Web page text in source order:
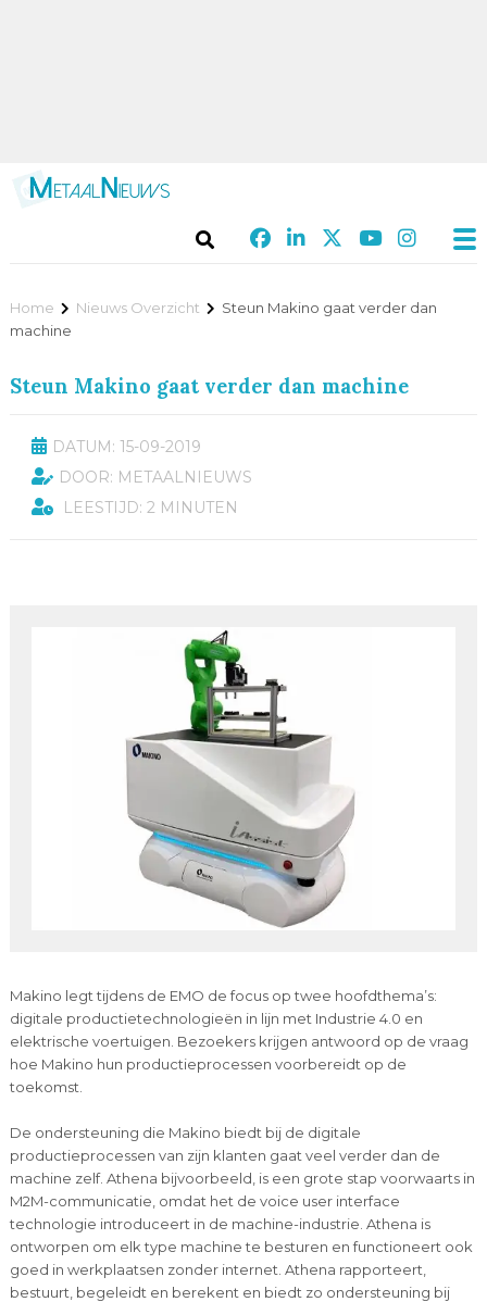
Home Nieuws Overzicht
Steun Makino gaat verder dan
machine
Steun Makino gaat verder dan machine
DATUM: 15-09-2019
DOOR: METAALNIEUWS
LEESTIJD: 2 MINUTEN
Makino legt tijdens de EMO de focus op twee hoofdthema’s:
digitale productietechnologieën in lijn met Industrie 4.0 en
elektrische voertuigen. Bezoekers krijgen antwoord op de vraag
hoe Makino hun productieprocessen voorbereidt op de
toekomst.
De ondersteuning die Makino biedt bij de digitale
productieprocessen van zijn klanten gaat veel verder dan de
machine zelf. Athena bijvoorbeeld, is een grote stap voorwaarts in
M2M-communicatie, omdat het de voice user interface
technologie introduceert in de machine-industrie. Athena is
ontworpen om elk type machine te besturen en functioneert ook
goed in werkplaatsen zonder internet. Athena rapporteert,
bestuurt, begeleidt en berekent en biedt zo ondersteuning bij